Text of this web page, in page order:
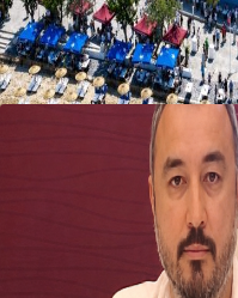
Bandırma
Şirinçavuş’a hayat
08 Ağustos 2026